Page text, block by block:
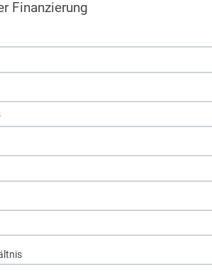
Finanzierung